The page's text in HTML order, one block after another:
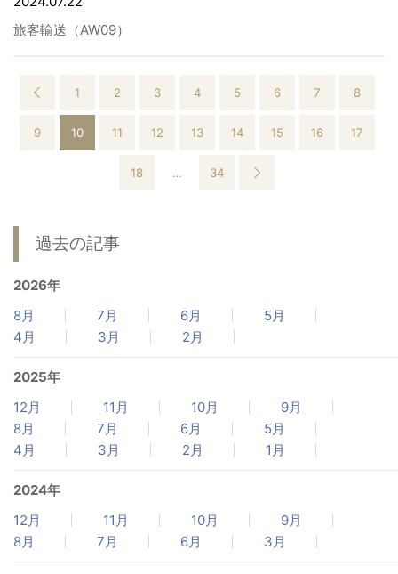
旅客輸送（AW09）
1 2 3 4 5 6 7 8
9 10 11 12 13 14 15 16 17
18 … 34
過去の記事
2026年
8月
7月 6月
5月
4月
3月 2月
2025年
12月
11月 10月
9月
8月
7月 6月
5月
4月
3月 2月 1月
2024年
12月
11月 10月
9月
8月
7月 6月 3月